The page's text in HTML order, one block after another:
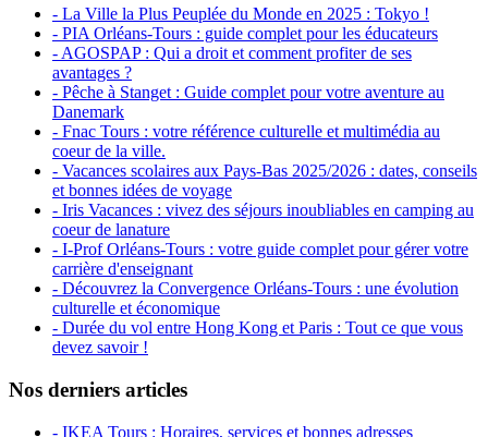
- La Ville la Plus Peuplée du Monde en 2025 : Tokyo !
- PIA Orléans-Tours : guide complet pour les éducateurs
- AGOSPAP : Qui a droit et comment profiter de ses
avantages ?
- Pêche à Stanget : Guide complet pour votre aventure au
Danemark
- Fnac Tours : votre référence culturelle et multimédia au
coeur de la ville.
- Vacances scolaires aux Pays-Bas 2025/2026 : dates, conseils
et bonnes idées de voyage
- Iris Vacances : vivez des séjours inoubliables en camping au
coeur de lanature
- I-Prof Orléans-Tours : votre guide complet pour gérer votre
carrière d'enseignant
- Découvrez la Convergence Orléans-Tours : une évolution
culturelle et économique
- Durée du vol entre Hong Kong et Paris : Tout ce que vous
devez savoir !
Nos derniers articles
- IKEA Tours : Horaires, services et bonnes adresses